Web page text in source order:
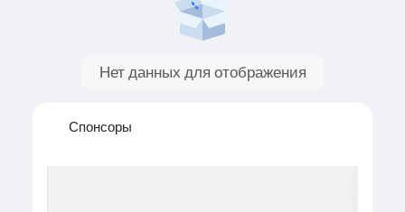
Нет данных для отображения
Спонсоры